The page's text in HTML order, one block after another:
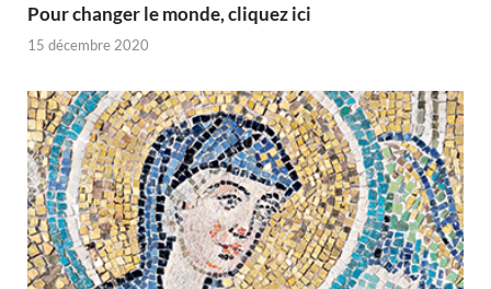
Pour changer le monde, cliquez ici
15 décembre 2020